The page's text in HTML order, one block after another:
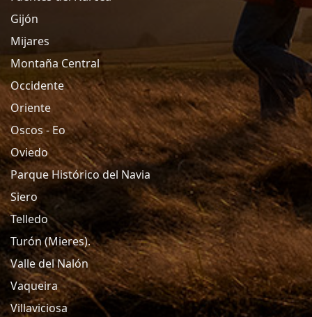
Gijón
Mijares
Montaña Central
Occidente
Oriente
Oscos - Eo
Oviedo
Parque Histórico del Navia
Siero
Telledo
Turón (Mieres).
Valle del Nalón
Vaqueira
Villaviciosa